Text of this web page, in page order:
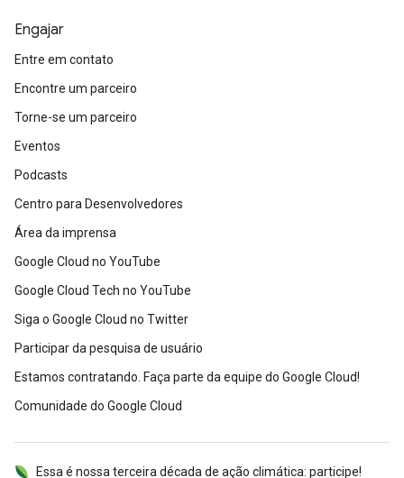
Engajar
Entre em contato
Encontre um parceiro
Torne-se um parceiro
Eventos
Podcasts
Centro para Desenvolvedores
Área da imprensa
Google Cloud no YouTube
Google Cloud Tech no YouTube
Siga o Google Cloud no Twitter
Participar da pesquisa de usuário
Estamos contratando. Faça parte da equipe do Google Cloud!
Comunidade do Google Cloud
Essa é nossa terceira década de ação climática: participe!